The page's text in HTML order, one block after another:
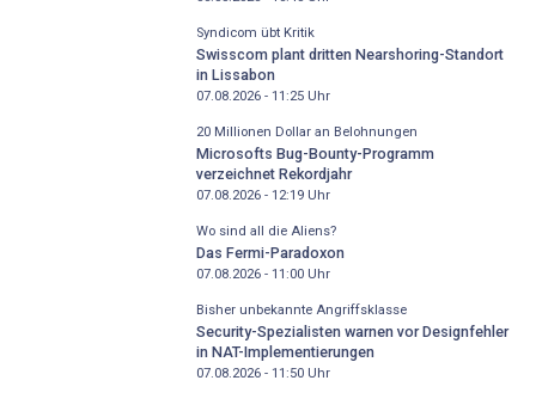
Syndicom übt Kritik
Swisscom plant dritten Nearshoring-Standort
in Lissabon
07.08.2026 - 11:25Uhr
20 Millionen Dollar an Belohnungen
Microsofts Bug-Bounty-Programm
verzeichnet Rekordjahr
07.08.2026 - 12:19Uhr
Wo sind all die Aliens?
Das Fermi-Paradoxon
07.08.2026 - 11:00Uhr
Bisher unbekannte Angriffsklasse
Security-Spezialisten warnen vor Designfehler
in NAT-Implementierungen
07.08.2026 - 11:50Uhr